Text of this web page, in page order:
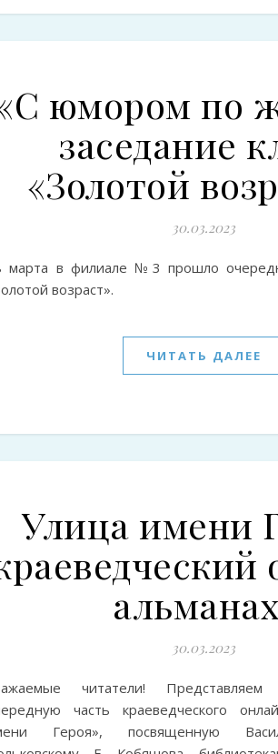
юмором по
заседание
«Золотой
30.03.2023
марта в филиале №3 прошло
возраст».
ЧИТАТЬ ДАЛЕЕ
Улица имени
30.03.2023
читатели!
часть краеведческого
Героя», посвященную